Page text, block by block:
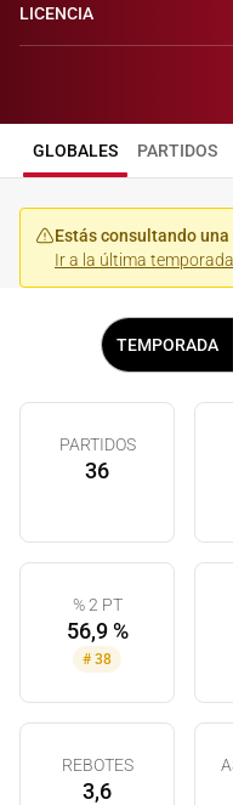
LICENCIA
GLOBALES PARTIDOS
Estás consultando
Ir a la última temporada
TEMPORADA
PARTIDOS
36
% 2 PT
56,9 %
# 38
REBOTES
3,6